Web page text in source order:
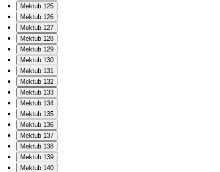
Mektub 125
Mektub 126
Mektub 127
Mektub 128
Mektub 129
Mektub 130
Mektub 131
Mektub 132
Mektub 133
Mektub 134
Mektub 135
Mektub 136
Mektub 137
Mektub 138
Mektub 139
Mektub 140